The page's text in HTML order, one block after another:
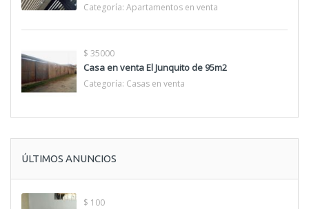
Categoría: Apartamentos en venta
$ 35000
Casa en venta El Junquito de 95m2
Categoría: Casas en venta
ÚLTIMOS ANUNCIOS
$ 100